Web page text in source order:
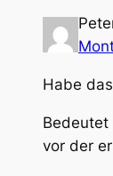
Habe
Bedeutet
vor der